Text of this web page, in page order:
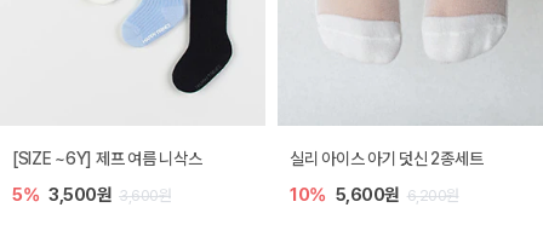
[SIZE ~6Y] 제프 여름 니삭스
5% 3,500원 3,600원
실리 아이스 아기 덧신 2종세트
10% 5,600원 6,200원